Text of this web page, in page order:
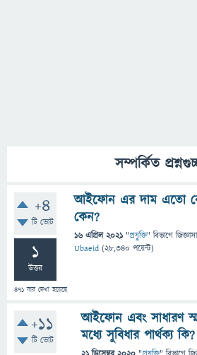
সম্পর্কিত
+4
টি ভোট
1
উত্তর
471 বার দেখা হয়েছে
আইফোন এর দাম এতো
কেন?
16 এপ্রিল 2021 "প্রযুক্তি" বিভাগে
Ubaeid (28,340 পয়েন্ট)
+11
টি ভোট
আইফোন এবং সাধারণ
মধ্যে সুবিধার পার্থক্য কি?